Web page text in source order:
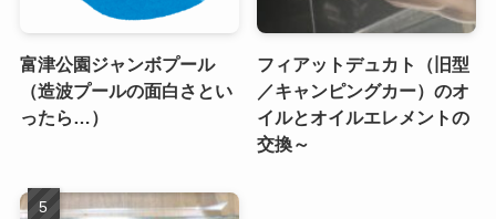
富津公園ジャンボプール
（造波プールの面白さとい
ったら…）
フィアットデュカト（旧型
／キャンピングカー）のオ
イルとオイルエレメントの
交換～